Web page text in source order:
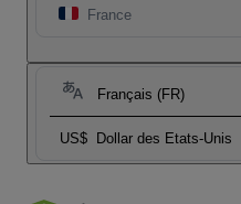
France
Français (FR)
US$ Dollar des Etats-Unis